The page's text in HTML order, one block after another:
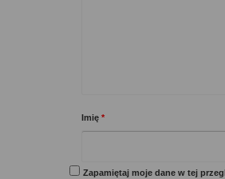
Imię *
Zapamiętaj moje dane w tej